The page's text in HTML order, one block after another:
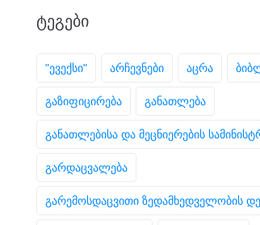
ᲢᲔᲒᲔᲑᲘ
"ევექსი" არჩევნები აცრა
გაზიფიცირება განათლება
განათლებისა და მეცნიერების
გარდაცვალება
გარემოსდაცვითი ზედამხედველობის